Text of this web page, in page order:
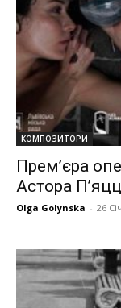
КОМПОЗИТОРИ
Прем’єра
Астора
Olga Golynska - 26